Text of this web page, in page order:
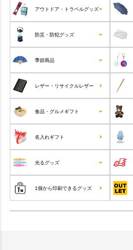
アウトドア・トラベルグッズ
防災・防犯グッズ
季節商品
レザー・リサイクルレザー
食品・グルメギフト
名入れギフト
光るグッズ
1個から印刷できるグッズ